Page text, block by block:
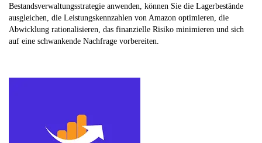
Bestandsverwaltungsstrategie anwenden, können Sie die Lagerbestände
ausgleichen, die Leistungskennzahlen von Amazon optimieren, die
Abwicklung rationalisieren, das finanzielle Risiko minimieren und sich
auf eine schwankende Nachfrage vorbereiten.